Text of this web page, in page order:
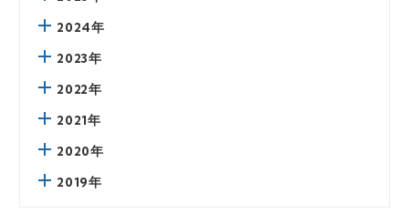
2024年
2023年
2022年
2021年
2020年
2019年